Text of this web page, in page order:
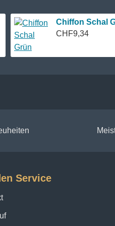
Chiffon Schal
CHF9,34
Service